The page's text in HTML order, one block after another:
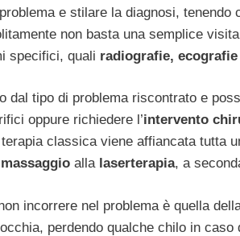
e stilare la diagnosi, tenendo
non basta una semplice
specifici, quali radiografie,
dal tipo di problema riscontrato e
oppure richiedere l’intervento
classica viene affiancata tutta
massaggio allalaserterapia, a
incorrere nel problema è quella
perdendo qualche chilo in